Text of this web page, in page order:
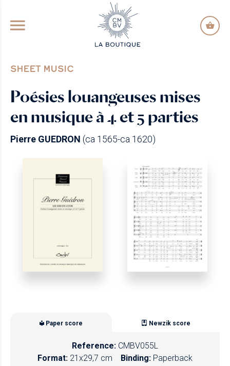
GO TO PRINCIPAL CONTENT
SHEET MUSIC
Poésies louangeuses mises
en musique à 4 et 5 parties
Pierre GUEDRON (ca 1565-ca 1620)
Paper score Newzik score
Reference: CMBV055L
Format: 21x29,7 cm Binding: Paperback